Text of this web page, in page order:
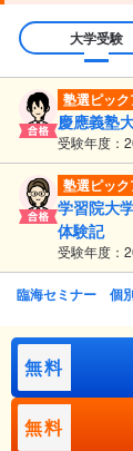
大学受験
塾選ピッ
慶應義塾
受験年度：
塾選ピッ
学習院大
体験記
受験年度：
臨海セミナー 個
無料
無料